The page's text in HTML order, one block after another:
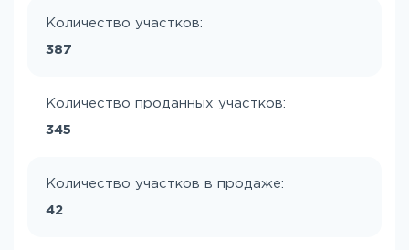
Количество участков:
387
Количество проданных участков:
345
Количество участков в продаже:
42